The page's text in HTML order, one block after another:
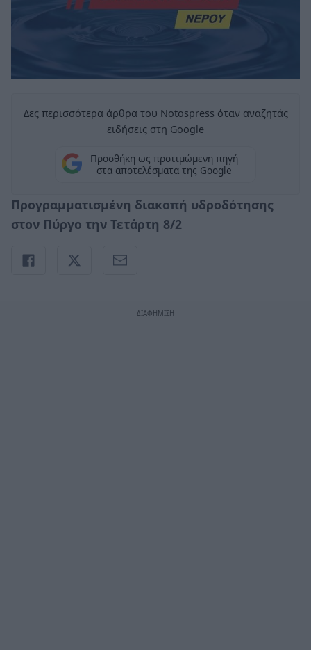
Δες περισσότερα άρθρα του Notospress όταν αναζητάς
ειδήσεις στη Google
Προσθήκη ως προτιμώμενη πηγή
στα αποτελέσματα της Google
Προγραμματισμένη διακοπή υδροδότησης
στον Πύργο την Τετάρτη 8/2